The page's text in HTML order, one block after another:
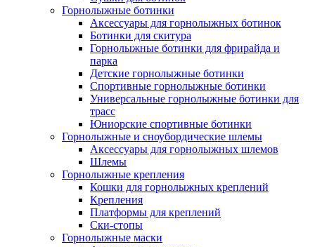
Горнолыжные ботинки
Аксессуары для горнолыжных ботинок
Ботинки для скитура
Горнолыжные ботинки для фрирайда и
парка
Детские горнолыжные ботинки
Спортивные горнолыжные ботинки
Универсальные горнолыжные ботинки для
трасс
Юниорские спортивные ботинки
Горнолыжные и сноубордические шлемы
Аксессуары для горнолыжных шлемов
Шлемы
Горнолыжные крепления
Кошки для горнолыжных креплений
Крепления
Платформы для креплений
Ски-стопы
Горнолыжные маски